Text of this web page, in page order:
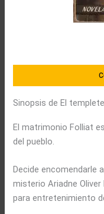
Sinopsis de El
El matrimonio Folliat
del pueblo.
Decide encomendarle
misterio Ariadne
para entretenimiento